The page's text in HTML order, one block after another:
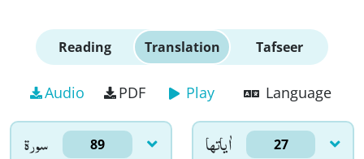
Reading Translation Tafseer
Audio PDF Play Language
سورۃ 89 اٰياتها 27